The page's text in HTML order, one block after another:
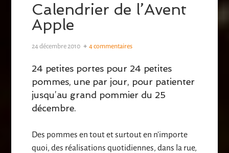
Calendrier de l’Avent
Apple
24 décembre 2010 4 commentaires
24 petites portes pour 24 petites
pommes, une par jour, pour patienter
jusqu’au grand pommier du 25
décembre.
Des pommes en tout et surtout en n’importe
quoi, des réalisations quotidiennes, dans la rue,